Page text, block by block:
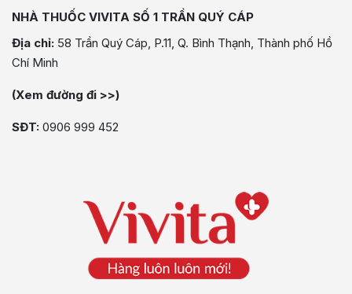
NHÀ THUỐC VIVITA SỐ 1 TRẦN QUÝ CÁP
Địa chỉ: 58 Trần Quý Cáp, P.11, Q. Bình Thạnh, Thành phố Hồ
Chí Minh
(Xem đường đi >>)
SĐT: 0906 999 452